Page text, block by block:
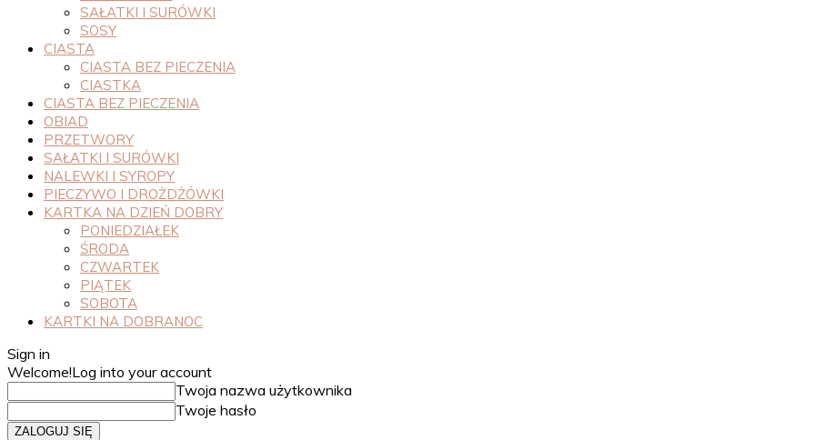
SAŁATKI I SURÓWKI
SOSY
CIASTA
CIASTA BEZ PIECZENIA
CIASTKA
CIASTA BEZ PIECZENIA
OBIAD
PRZETWORY
SAŁATKI I SURÓWKI
NALEWKI I SYROPY
PIECZYWO I DROŻDŻÓWKI
KARTKA NA DZIEŃ DOBRY
PONIEDZIAŁEK
ŚRODA
CZWARTEK
PIĄTEK
SOBOTA
KARTKI NA DOBRANOC
Sign in
Welcome!Log into your account
Twoja nazwa użytkownika
Twoje hasło